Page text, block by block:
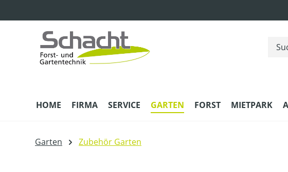
HOME FIRMA SERVICE GARTEN FORST MIETPARK
Garten Zubehör Garten